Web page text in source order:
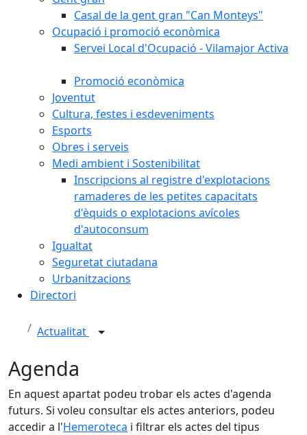
Casal de la gent gran "Can Monteys"
Ocupació i promoció econòmica
Servei Local d'Ocupació - Vilamajor Activa
Promoció econòmica
Joventut
Cultura, festes i esdeveniments
Esports
Obres i serveis
Medi ambient i Sostenibilitat
Inscripcions al registre d'explotacions
ramaderes de les petites capacitats
d'èquids o explotacions avícoles
d'autoconsum
Igualtat
Seguretat ciutadana
Urbanitzacions
Directori
Actualitat
Agenda
En aquest apartat podeu trobar els actes d'agenda
futurs. Si voleu consultar els actes anteriors, podeu
accedir a l'Hemeroteca i filtrar els actes del tipus